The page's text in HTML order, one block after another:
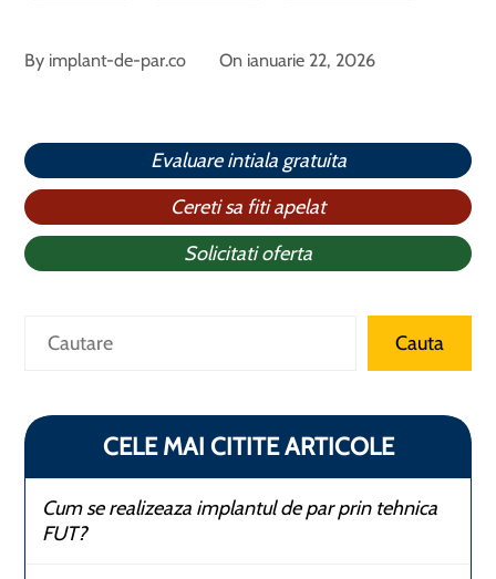
By implant-de-par.co On ianuarie 22, 2026
Evaluare intiala gratuita
Cereti sa fiti apelat
Solicitati oferta
Caută Cauta
CELE MAI CITITE ARTICOLE
Cum se realizeaza implantul de par prin tehnica
FUT?